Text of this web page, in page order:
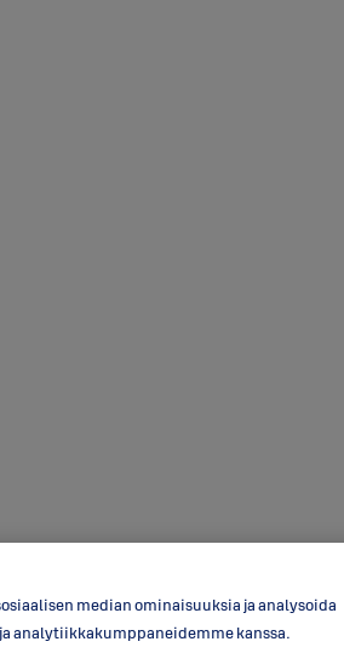
median ominaisuuksia ja analysoida
analytiikkakumppaneidemme kanssa.